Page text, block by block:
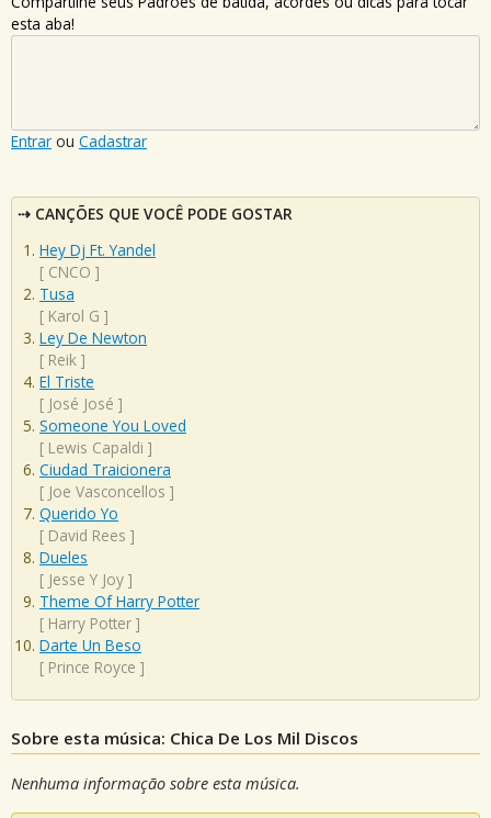
esta aba!
Entrar ou Cadastrar
CANÇÕES QUE VOCÊ PODE GOSTAR
Hey Dj Ft. Yandel
[ CNCO ]
Tusa
[ Karol G ]
Ley De Newton
[ Reik ]
El Triste
[ José José ]
Someone You Loved
[ Lewis Capaldi ]
Ciudad Traicionera
[ Joe Vasconcellos ]
Querido Yo
[ David Rees ]
Dueles
[ Jesse Y Joy ]
Theme Of Harry Potter
[ Harry Potter ]
Darte Un Beso
[ Prince Royce ]
Sobre esta música: Chica De Los Mil Discos
Nenhuma informação sobre esta música.